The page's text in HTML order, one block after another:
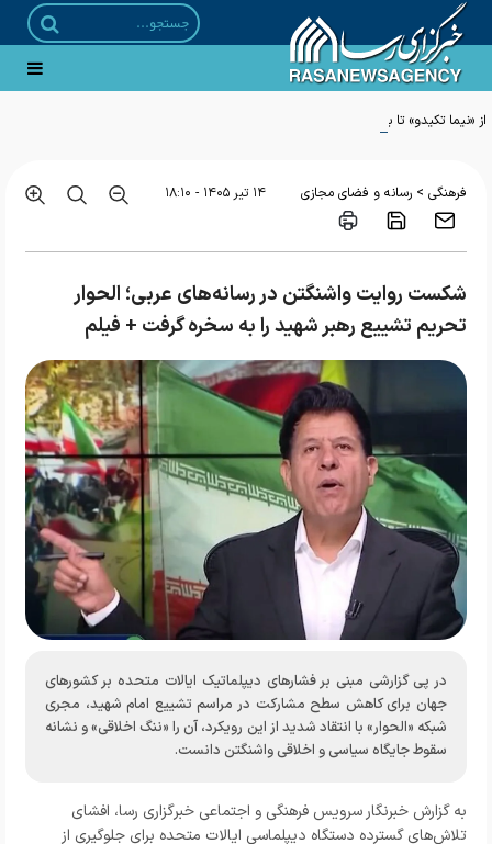
از «نیما تکیدو» تا بحران مرجعیت؛ وقتی سلبریتی‌های مجازی جای الگوهای فرهنگی را
فرهنگی > رسانه و فضای مجازی ۱۴ تير ۱۴۰۵ - ۱۸:۱۰
شکست روایت واشنگتن در رسانه‌های عربی؛ الحوار
تحریم تشییع رهبر شهید را به سخره گرفت + فیلم
در پی گزارشی مبنی بر فشارهای دیپلماتیک ایالات متحده بر کشورهای
جهان برای کاهش سطح مشارکت در مراسم تشییع امام شهید، مجری
شبکه «الحوار» با انتقاد شدید از این رویکرد، آن را «ننگ اخلاقی» و نشانه
سقوط جایگاه سیاسی و اخلاقی واشنگتن دانست.
به گزارش خبرنگارسرویس فرهنگی و اجتماعی خبرگزاری رسا، افشای
تلاش‌های گسترده دستگاه دیپلماسی ایالات متحده برای جلوگیری از